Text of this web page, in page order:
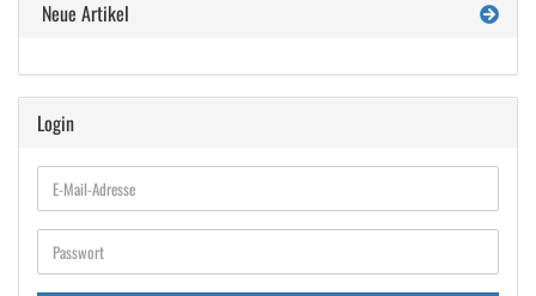
Neue Artikel
Login
E-
Mail-
Adresse
Passwort